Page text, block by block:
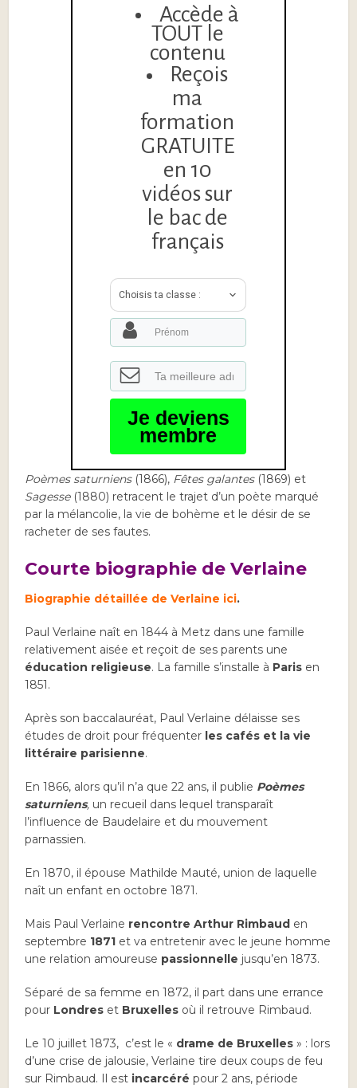
Accède à
TOUT le
contenu
Reçois
ma
formation
GRATUITE
en 10
vidéos sur
le bac de
français
Choisis ta classe :
Je deviens
membre
Poèmes saturniens (1866), Fêtes galantes(1869) et
Sagesse(1880) retracent le trajet d’un poète marqué
par la mélancolie, la vie de bohème et le désir de se
racheter de ses fautes.
Courte biographie de Verlaine
Biographie détaillée de Verlaine ici.
Paul Verlaine naît en 1844 à Metz dans une famille
relativement aisée et reçoit de ses parents une
éducation religieuse. La famille s’installe à Paris en
1851.
Après son baccalauréat, Paul Verlaine délaisse ses
études de droit pour fréquenter les cafés et la vie
littéraire parisienne.
En 1866, alors qu’il n’a que 22 ans, il publie Poèmes
saturniens, un recueil dans lequel transparaît
l’influence de Baudelaire et du mouvement
parnassien.
En 1870, il épouse Mathilde Mauté, union de laquelle
naît un enfant en octobre 1871.
Mais Paul Verlaine rencontre Arthur Rimbaud en
septembre 1871 et va entretenir avec le jeune homme
une relation amoureuse passionnelle jusqu’en 1873.
Séparé de sa femme en 1872, il part dans une errance
pour Londres et Bruxelles où il retrouve Rimbaud.
Le 10 juillet 1873, c’est le « drame de Bruxelles» : lors
d’une crise de jalousie, Verlaine tire deux coups de feu
sur Rimbaud. Il est incarcéré pour 2 ans, période